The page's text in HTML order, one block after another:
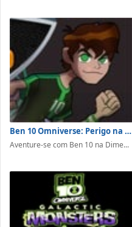
Ben 10 Omniverse: Perigo na Dimensão 12
Aventure-se com Ben 10 na Dime...